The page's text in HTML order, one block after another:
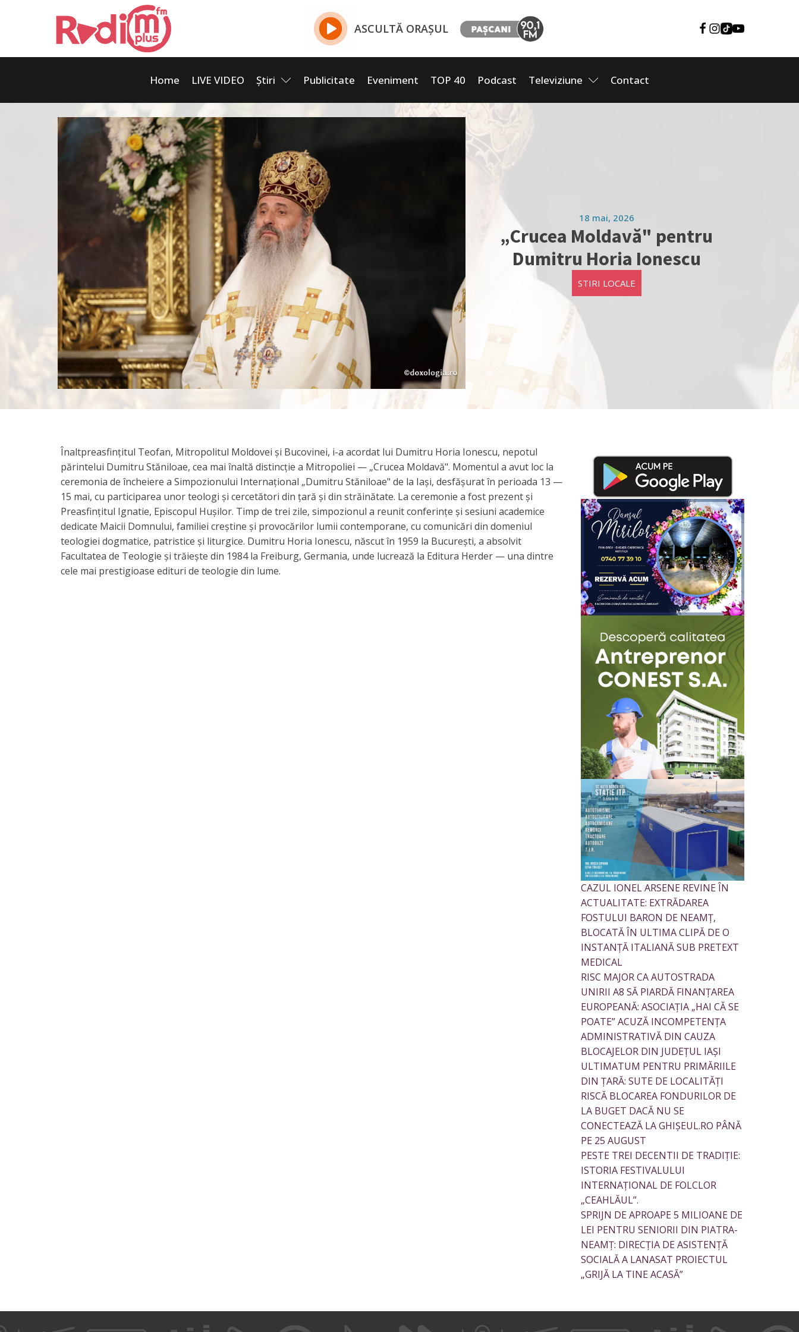
ASCULTĂ ORAȘUL
Home LIVE VIDEO Știri Publicitate Eveniment TOP 40 Podcast Televiziune Contact
18 mai, 2026
„Crucea Moldavă" pentru
Dumitru Horia Ionescu
STIRI LOCALE
Înaltpreasfințitul Teofan, Mitropolitul Moldovei și Bucovinei, i-a acordat lui Dumitru Horia Ionescu, nepotul
părintelui Dumitru Stăniloae, cea mai înaltă distincție a Mitropoliei — „Crucea Moldavă". Momentul a avut loc la
ceremonia de încheiere a Simpozionului Internațional „Dumitru Stăniloae" de la Iași, desfășurat în perioada 13 —
15 mai, cu participarea unor teologi și cercetători din țară și din străinătate. La ceremonie a fost prezent și
Preasfințitul Ignatie, Episcopul Hușilor. Timp de trei zile, simpozionul a reunit conferințe și sesiuni academice
dedicate Maicii Domnului, familiei creștine și provocărilor lumii contemporane, cu comunicări din domeniul
teologiei dogmatice, patristice și liturgice. Dumitru Horia Ionescu, născut în 1959 la București, a absolvit
Facultatea de Teologie și trăiește din 1984 la Freiburg, Germania, unde lucrează la Editura Herder — una dintre
cele mai prestigioase edituri de teologie din lume.
CAZUL IONEL ARSENE REVINE ÎN
ACTUALITATE: EXTRĂDAREA
FOSTULUI BARON DE NEAMȚ,
BLOCATĂ ÎN ULTIMA CLIPĂ DE O
INSTANȚĂ ITALIANĂ SUB PRETEXT
MEDICAL
RISC MAJOR CA AUTOSTRADA
UNIRII A8 SĂ PIARDĂ FINANȚAREA
EUROPEANĂ: ASOCIAȚIA „HAI CĂ SE
POATE” ACUZĂ INCOMPETENȚA
ADMINISTRATIVĂ DIN CAUZA
BLOCAJELOR DIN JUDEȚUL IAȘI
ULTIMATUM PENTRU PRIMĂRIILE
DIN ȚARĂ: SUTE DE LOCALITĂȚI
RISCĂ BLOCAREA FONDURILOR DE
LA BUGET DACĂ NU SE
CONECTEAZĂ LA GHIȘEUL.RO PÂNĂ
PE 25 AUGUST
PESTE TREI DECENTII DE TRADIȚIE:
ISTORIA FESTIVALULUI
INTERNAȚIONAL DE FOLCLOR
„CEAHLĂUL”.
SPRIJN DE APROAPE 5 MILIOANE DE
LEI PENTRU SENIORII DIN PIATRA-
NEAMȚ: DIRECȚIA DE ASISTENȚĂ
SOCIALĂ A LANASAT PROIECTUL
„GRIJĂ LA TINE ACASĂ”